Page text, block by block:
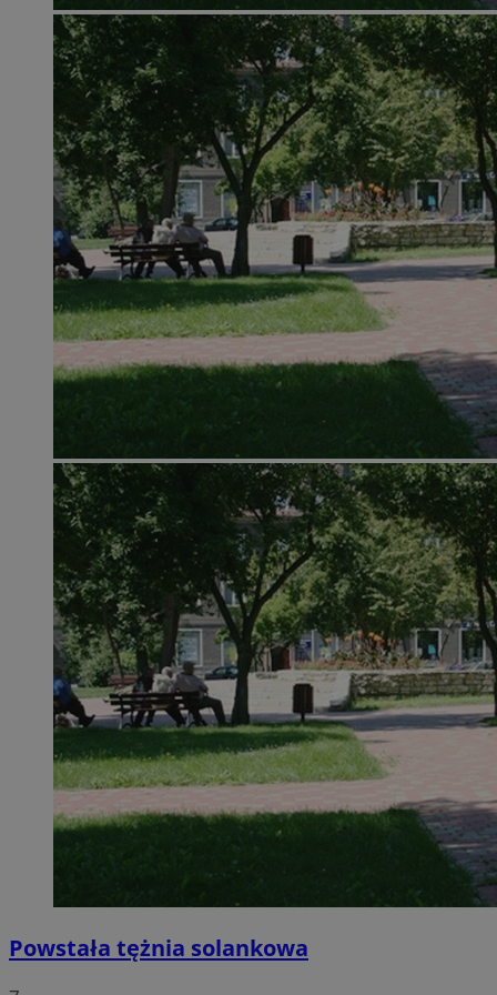
Powstała tężnia solankowa